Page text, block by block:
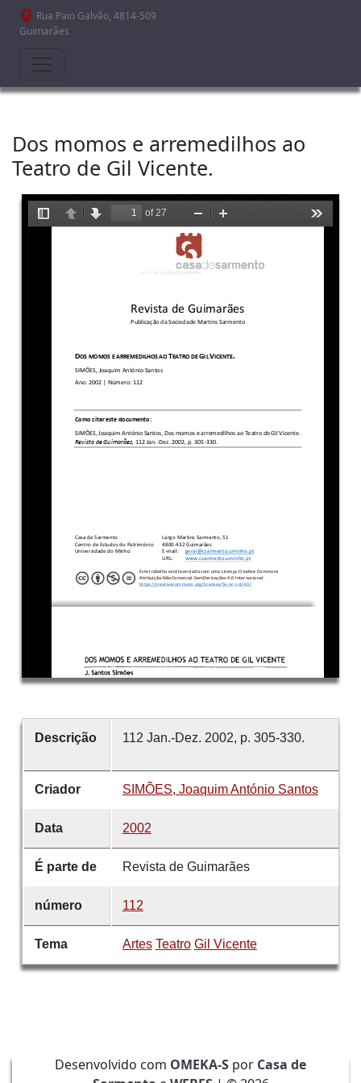
Passar para o conteúdo principal
Rua Paio Galvão, 4814-509
Guimarães
Dos momos e arremedilhos ao
Teatro de Gil Vicente.
Descrição 112 Jan.-Dez. 2002, p. 305-330.
Criador SIMÕES, Joaquim António Santos
Data 2002
É parte de Revista de Guimarães
número 112
Tema Artes Teatro Gil Vicente
Desenvolvido com OMEKA-S por Casa de